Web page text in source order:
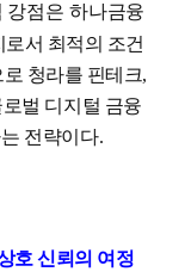
강점은 하나금융
서 최적의 조건
청라를 핀테크,
로벌 디지털 금융
전략이다.
호 신뢰의 여정